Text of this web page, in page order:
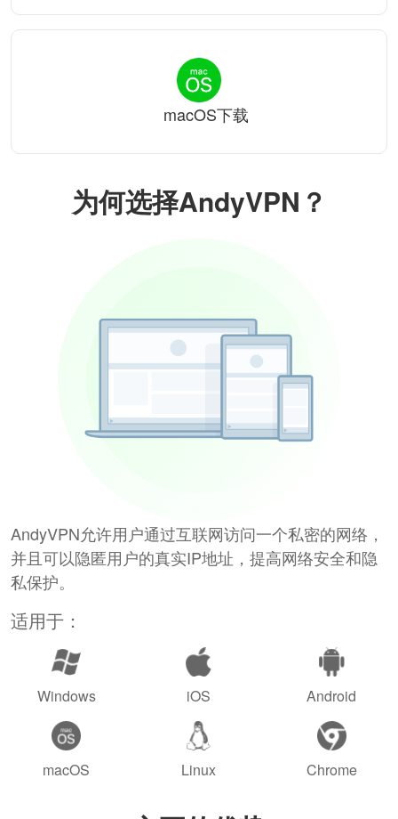
为何选择AndyVPN？
AndyVPN允许用户通过互联网访问一个私密的网络，
并且可以隐匿用户的真实IP地址，提高网络安全和隐
私保护。
适用于：
Windows iOS Android
macOS Linux Chrome
macOS下载